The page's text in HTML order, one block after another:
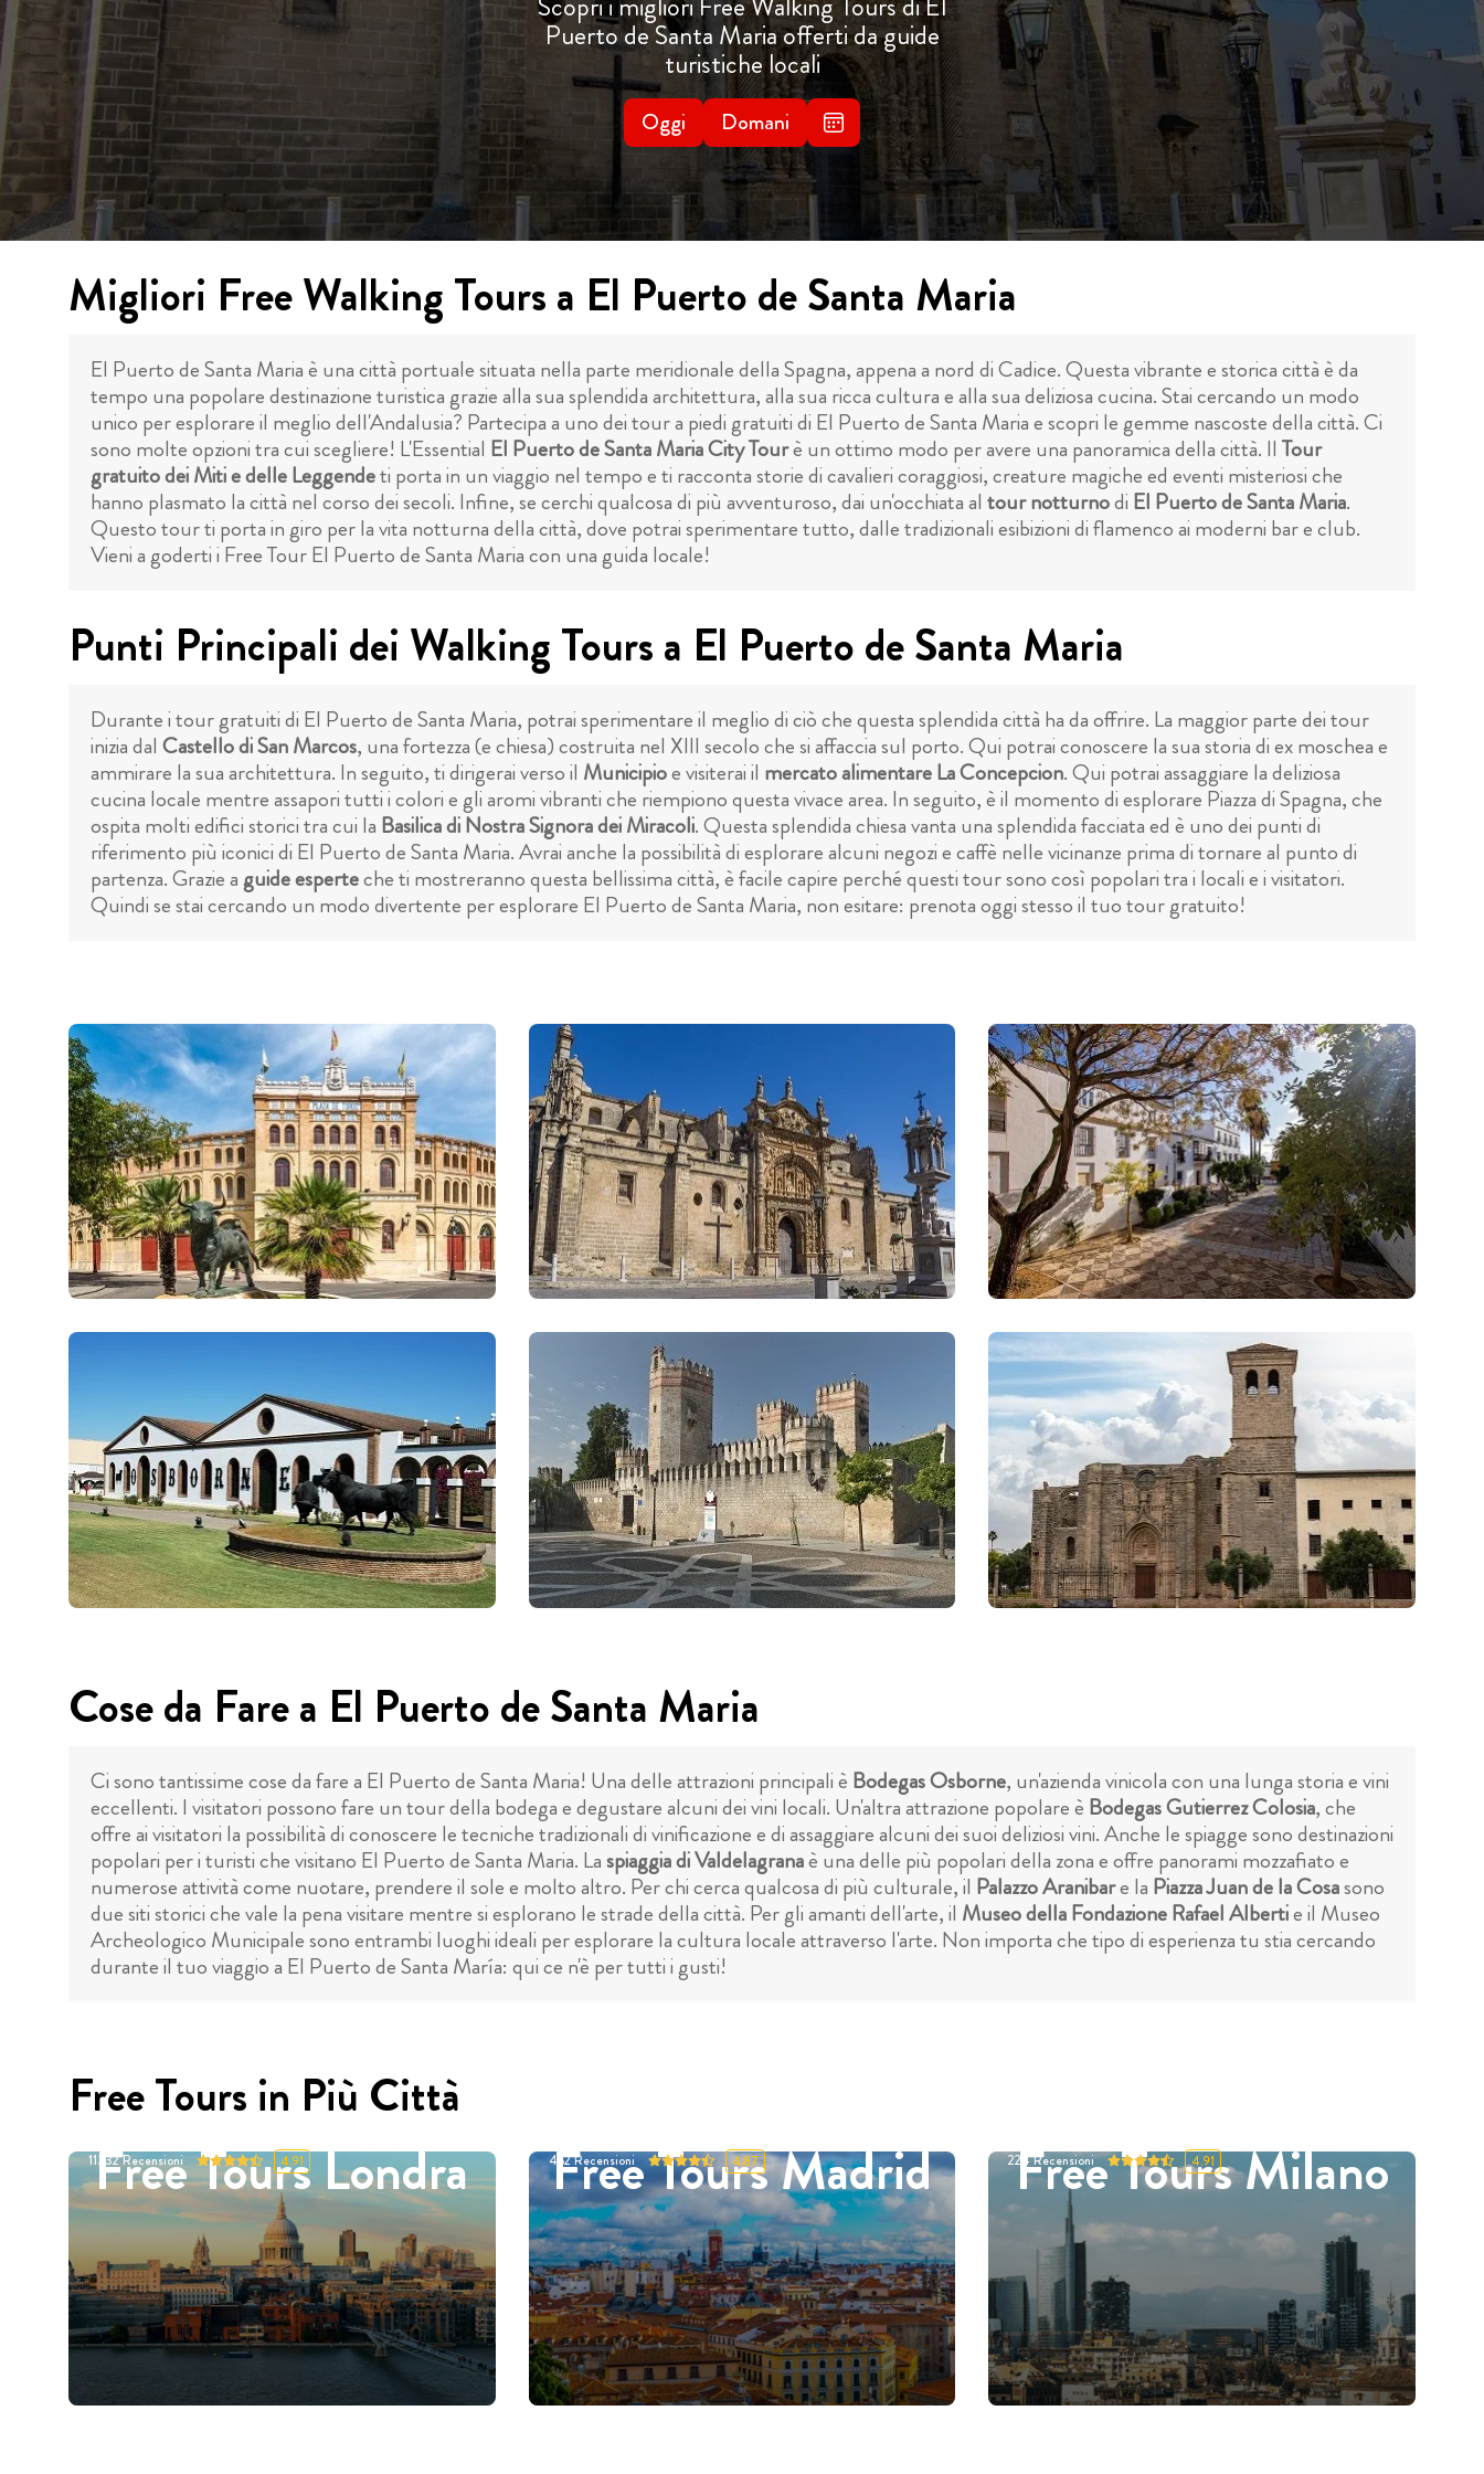
Puerto de Santa Maria offerti da guide
turistiche locali
Oggi Domani
Migliori Free Walking Tours a El Puerto de Santa Maria
El Puerto de Santa Maria è una città portuale situata nella parte meridionale della Spagna, appena a nord di Cadice. Questa vibrante e storica città è da
tempo una popolare destinazione turistica grazie alla sua splendida architettura, alla sua ricca cultura e alla sua deliziosa cucina. Stai cercando un modo
unico per esplorare il meglio dell'Andalusia? Partecipa a uno dei tour a piedi gratuiti di El Puerto de Santa Maria e scopri le gemme nascoste della città. Ci
sono molte opzioni tra cui scegliere! L'Essential El Puerto de Santa Maria City Tourè un ottimo modo per avere una panoramica della città. Il Tour
gratuito dei Miti e delle Leggendeti porta in un viaggio nel tempo e ti racconta storie di cavalieri coraggiosi, creature magiche ed eventi misteriosi che
hanno plasmato la città nel corso dei secoli. Infine, se cerchi qualcosa di più avventuroso, dai un'occhiata al tour notturnodi El Puerto de Santa Maria.
Questo tour ti porta in giro per la vita notturna della città, dove potrai sperimentare tutto, dalle tradizionali esibizioni di flamenco ai moderni bar e club.
Vieni a goderti i Free Tour El Puerto de Santa Maria con una guida locale!
Punti Principali dei Walking Tours a El Puerto de Santa Maria
Durante i tour gratuiti di El Puerto de Santa Maria, potrai sperimentare il meglio di ciò che questa splendida città ha da offrire. La maggior parte dei tour
inizia dal Castello di San Marcos, una fortezza (e chiesa) costruita nel XIII secolo che si affaccia sul porto. Qui potrai conoscere la sua storia di ex moschea e
ammirare la sua architettura. In seguito, ti dirigerai verso il Municipioe visiterai il mercato alimentare La Concepcion. Qui potrai assaggiare la deliziosa
cucina locale mentre assapori tutti i colori e gli aromi vibranti che riempiono questa vivace area. In seguito, è il momento di esplorare Piazza di Spagna, che
ospita molti edifici storici tra cui la Basilica di Nostra Signora dei Miracoli. Questa splendida chiesa vanta una splendida facciata ed è uno dei punti di
riferimento più iconici di El Puerto de Santa Maria. Avrai anche la possibilità di esplorare alcuni negozi e caffè nelle vicinanze prima di tornare al punto di
partenza. Grazie aguide esperteche ti mostreranno questa bellissima città, è facile capire perché questi tour sono così popolari tra i locali e i visitatori.
Quindi se stai cercando un modo divertente per esplorare El Puerto de Santa Maria, non esitare: prenota oggi stesso il tuo tour gratuito!
Cose da Fare a El Puerto de Santa Maria
Ci sono tantissime cose da fare a El Puerto de Santa Maria! Una delle attrazioni principali è Bodegas Osborne, un'azienda vinicola con una lunga storia e vini
eccellenti. I visitatori possono fare un tour della bodega e degustare alcuni dei vini locali. Un'altra attrazione popolare è Bodegas Gutierrez Colosia, che
offre ai visitatori la possibilità di conoscere le tecniche tradizionali di vinificazione e di assaggiare alcuni dei suoi deliziosi vini. Anche le spiagge sono destinazioni
popolari per i turisti che visitano El Puerto de Santa Maria. Laspiaggia di Valdelagranaè una delle più popolari della zona e offre panorami mozzafiato e
numerose attività come nuotare, prendere il sole e molto altro. Per chi cerca qualcosa di più culturale, il Palazzo Aranibare la Piazza Juan de la Cosasono
due siti storici che vale la pena visitare mentre si esplorano le strade della città. Per gli amanti dell'arte, il Museo della Fondazione Rafael Albertie il Museo
Archeologico Municipale sono entrambi luoghi ideali per esplorare la cultura locale attraverso l'arte. Non importa che tipo di esperienza tu stia cercando
durante il tuo viaggio a El Puerto de Santa María: qui ce n'è per tutti i gusti!
Free Tours in Più Città
Free Tours Londra
11332Recensioni 4.91 Free Tours Madrid
452Recensioni 4.87 Free Tours Milano
224Recensioni 4.91